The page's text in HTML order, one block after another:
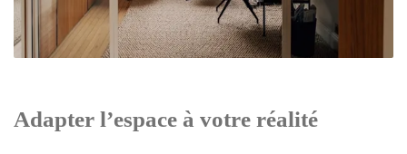
Adapter l’espace à votre réalité